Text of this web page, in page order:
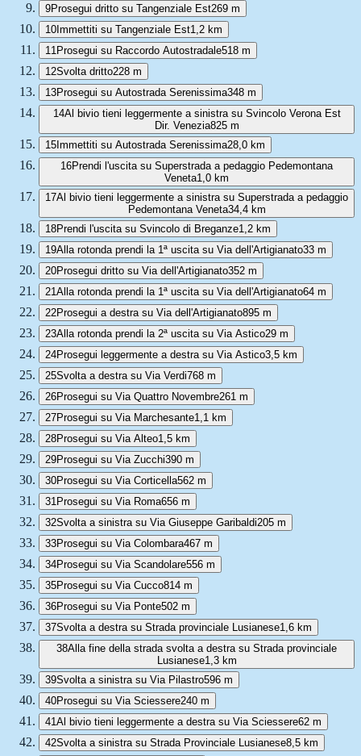
9Prosegui dritto su Tangenziale Est269 m
10Immettiti su Tangenziale Est1,2 km
11 Prosegui su Raccordo Autostradale518 m
12Svolta dritto228 m
13Prosegui su Autostrada Serenissima348 m
14Al bivio tieni leggermente a sinistra su Svincolo Verona Est
Dir. Venezia825 m
15Immettiti su Autostrada Serenissima28,0 km
16Prendi l'uscita su Superstrada a pedaggio Pedemontana
Veneta1,0 km
17Al bivio tieni leggermente a sinistra su Superstrada a pedaggio
Pedemontana Veneta34,4 km
18Prendi l'uscita su Svincolo di Breganze1,2 km
19Alla rotonda prendi la 1ª uscita su Via dell'Artigianato33 m
20Prosegui dritto su Via dell'Artigianato352 m
21Alla rotonda prendi la 1ª uscita su Via dell'Artigianato64 m
22Prosegui a destra su Via dell'Artigianato895 m
23Alla rotonda prendi la 2ª uscita su Via Astico29 m
24Prosegui leggermente a destra su Via Astico3,5 km
25Svolta a destra su Via Verdi768 m
26Prosegui su Via Quattro Novembre261 m
27Prosegui su Via Marchesante1,1 km
28Prosegui su Via Alteo1,5 km
29Prosegui su Via Zucchi390 m
30Prosegui su Via Corticella562 m
31 Prosegui su Via Roma656 m
32Svolta a sinistra su Via Giuseppe Garibaldi205 m
33Prosegui su Via Colombara467 m
34Prosegui su Via Scandolare556 m
35Prosegui su Via Cucco814 m
36Prosegui su Via Ponte502 m
37Svolta a destra su Strada provinciale Lusianese1,6 km
38Alla fine della strada svolta a destra su Strada provinciale
Lusianese1,3 km
39Svolta a sinistra su Via Pilastro596 m
40Prosegui su Via Sciessere240 m
41Al bivio tieni leggermente a destra su Via Sciessere62 m
42Svolta a sinistra su Strada Provinciale Lusianese8,5 km